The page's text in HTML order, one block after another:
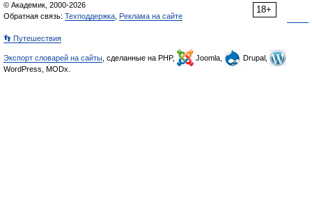
18+
© Академик, 2000-2026
Обратная связь: Техподдержка Реклама на сайте
👣 Путешествия
Экспорт словарей на сайты , сделанные на PHP, Joomla,
Drupal,
WordPress, MODx.